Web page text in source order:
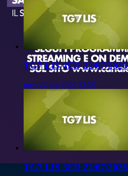
TG7 LIS 4ED 22/07/2026
mer, 22 lug 2026 23:50
TG7 LIS 3ED 22/07/2026